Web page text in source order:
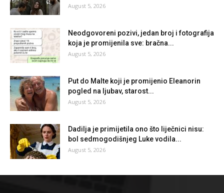
August 5, 2026
Neodgovoreni pozivi, jedan broj i fotografija
koja je promijenila sve: bračna...
August 5, 2026
Put do Malte koji je promijenio Eleanorin
pogled na ljubav, starost...
August 5, 2026
Dadilja je primijetila ono što liječnici nisu:
bol sedmogodišnjeg Luke vodila...
August 5, 2026